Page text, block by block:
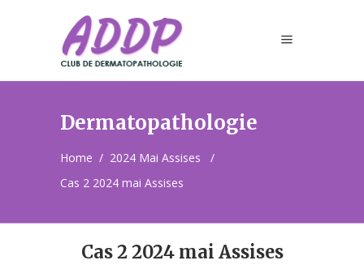
Dermatopathologie
Home / 2024 Mai Assises
/
Cas 2 2024 mai Assises
Cas 2 2024 mai Assises